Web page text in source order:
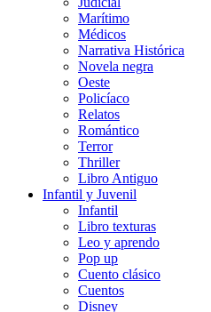
Marítimo
Médicos
Narrativa Histórica
Novela negra
Oeste
Policíaco
Relatos
Romántico
Terror
Thriller
Libro Antiguo
Infantil y Juvenil
Infantil
Libro texturas
Leo y aprendo
Pop up
Cuento clásico
Cuentos
Disney